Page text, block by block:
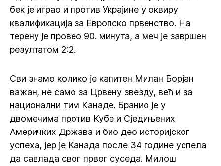
бек је играо и против Украјине у оквиру
квалификација за Европско првенство. На
терену је провео 90. минута, а меч је завршен
резултатом 2:2.
Сви знамо колико је капитен Милан Борјан
важан, не само за Црвену звезду, већ и за
национални тим Канаде. Бранио је у
двомечима против Кубе и Сједињених
Америчких Држава и био део историјског
успеха, јер је Канада после 34 године успела
да савлада свог првог суседа. Милош